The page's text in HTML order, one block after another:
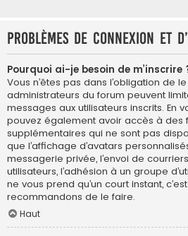
Problèmes de connexion et
Pourquoi ai-je besoin de m’inscrire
Vous n’êtes pas dans l’obligation de
administrateurs du forum peuvent
messages aux utilisateurs inscrits. En
pouvez également avoir accès à des
supplémentaires qui ne sont pas
que l’affichage d’avatars
messagerie privée, l’envoi de
utilisateurs, l’adhésion à un groupe
ne vous prend qu’un court instant,
recommandons de le faire.
Haut